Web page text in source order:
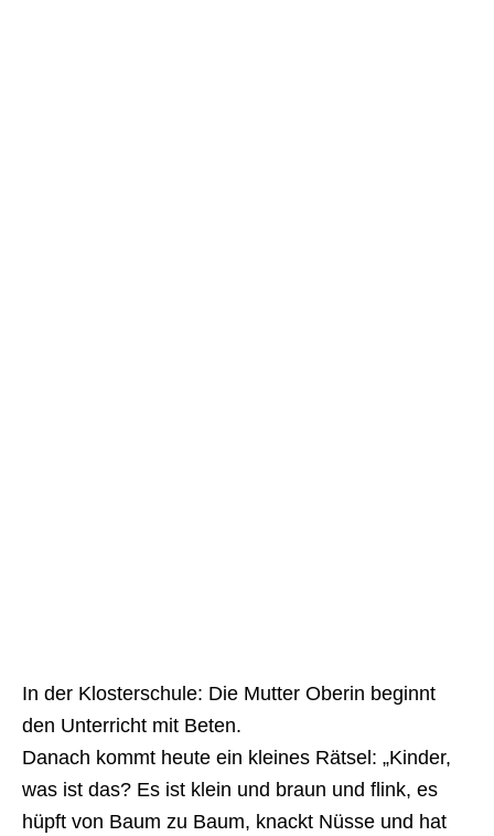
In der Klosterschule: Die Mutter Oberin beginnt
den Unterricht mit Beten.
Danach kommt heute ein kleines Rätsel: „Kinder,
was ist das? Es ist klein und braun und flink, es
hüpft von Baum zu Baum, knackt Nüsse und hat